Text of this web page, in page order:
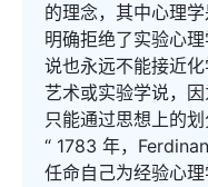
的理念，其中心理
明确拒绝了实验心
说也永远不能接近
艺术或实验学说，
只能通过思想上的
“ 1783 年，
任命自己为经验心